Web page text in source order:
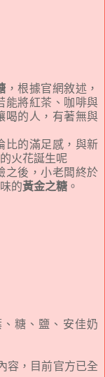
，根據官網敘述，
能將紅茶、咖啡與
喝的人，有著無與
比的滿足感，與新
火花誕生呢
之後，小老闆終於
的黃金之糖 。
糖、鹽、安佳奶
，目前官方已全